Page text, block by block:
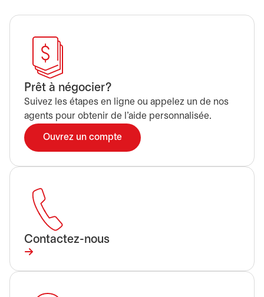
Prêt à négocier?
Suivez les étapes en ligne ou appelez un de nos
agents pour obtenir de l'aide personnalisée.
Ouvrez un compte
Contactez-nous